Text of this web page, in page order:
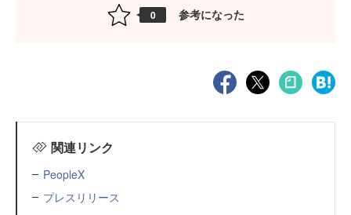
0 参考になった
関連リンク
PeopleX
プレスリリース